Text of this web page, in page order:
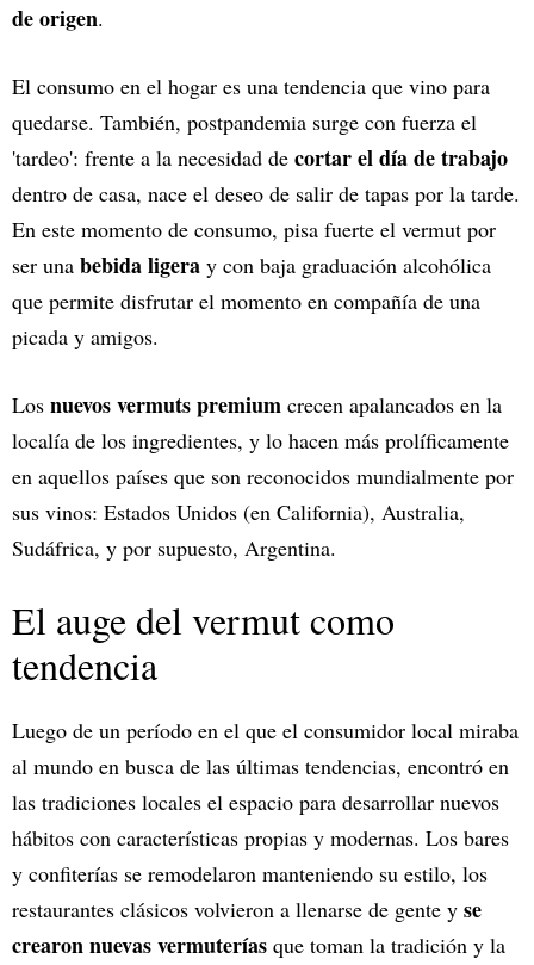
de origen.
El consumo en el hogar es una tendencia que vino para
quedarse. También, postpandemia surge con fuerza el
'tardeo': frente a la necesidad de cortar el día de trabajo
dentro de casa, nace el deseo de salir de tapas por la tarde.
En este momento de consumo, pisa fuerte el vermut por
ser una bebida ligera y con baja graduación alcohólica
que permite disfrutar el momento en compañía de una
picada y amigos.
Los nuevos vermuts premium crecen apalancados en la
localía de los ingredientes, y lo hacen más prolíficamente
en aquellos países que son reconocidos mundialmente por
sus vinos: Estados Unidos (en California), Australia,
Sudáfrica, y por supuesto, Argentina.
El auge del vermut como
tendencia
Luego de un período en el que el consumidor local miraba
al mundo en busca de las últimas tendencias, encontró en
las tradiciones locales el espacio para desarrollar nuevos
hábitos con características propias y modernas. Los bares
y confiterías se remodelaron manteniendo su estilo, los
restaurantes clásicos volvieron a llenarse de gente y se
crearon nuevas vermuterías que toman la tradición y la